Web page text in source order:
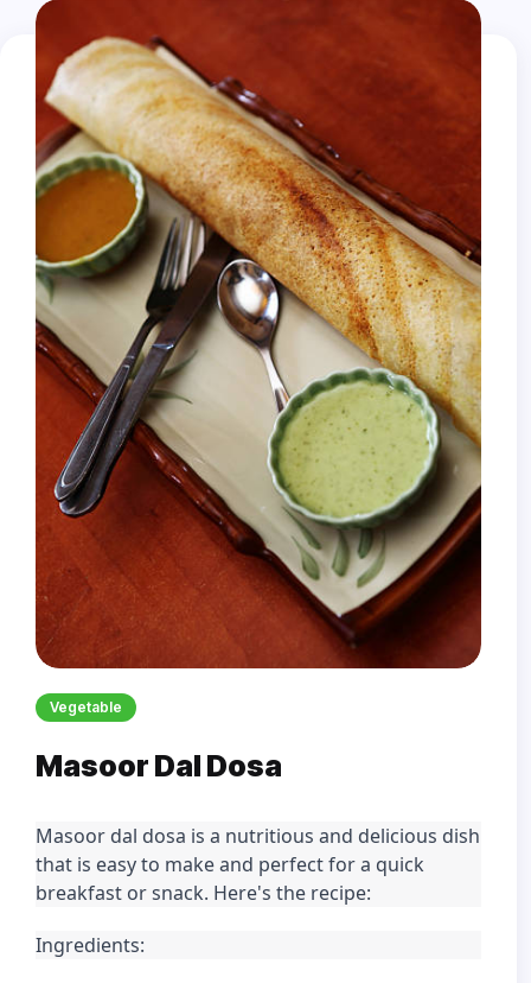
1 छोटा चम्मच मक्खन या तेल
2 कप पानी या वेजिटेबल स्टॉक
नमक स्वादअनुसार
Vegetable
Masoor Dal Dosa
Masoor dal dosa is a nutritious and delicious dish
that is easy to make and perfect for a quick
breakfast or snack. Here's the recipe:
Ingredients: